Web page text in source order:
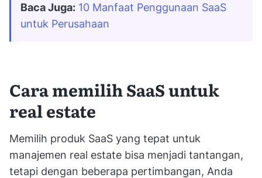
Baca Juga: 10 Manfaat Penggunaan SaaS
untuk Perusahaan
Cara memilih SaaS untuk
real estate
Memilih produk SaaS yang tepat untuk
manajemen real estate bisa menjadi tantangan,
tetapi dengan beberapa pertimbangan, Anda